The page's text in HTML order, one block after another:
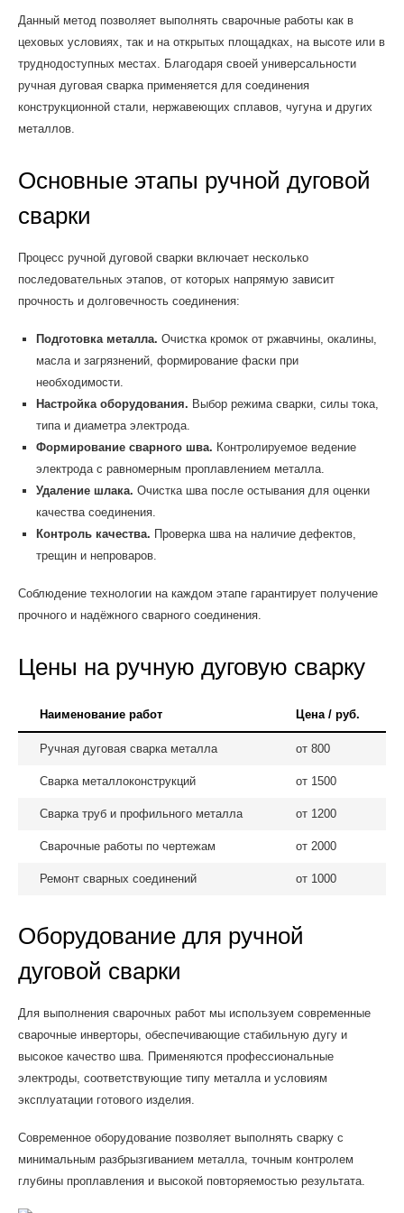
Данный метод позволяет выполнять сварочные работы как в
цеховых условиях, так и на открытых площадках, на высоте или в
труднодоступных местах. Благодаря своей универсальности
ручная дуговая сварка применяется для соединения
конструкционной стали, нержавеющих сплавов, чугуна и других
металлов.
Основные этапы ручной дуговой
сварки
Процесс ручной дуговой сварки включает несколько
последовательных этапов, от которых напрямую зависит
прочность и долговечность соединения:
Подготовка металла. Очистка кромок от ржавчины, окалины,
масла и загрязнений, формирование фаски при
необходимости.
Настройка оборудования. Выбор режима сварки, силы тока,
типа и диаметра электрода.
Формирование сварного шва. Контролируемое ведение
электрода с равномерным проплавлением металла.
Удаление шлака. Очистка шва после остывания для оценки
качества соединения.
Контроль качества. Проверка шва на наличие дефектов,
трещин и непроваров.
Соблюдение технологии на каждом этапе гарантирует получение
прочного и надёжного сварного соединения.
Цены на ручную дуговую сварку
Наименование работ Цена / руб.
Ручная дуговая сварка металла от 800
Сварка металлоконструкций от 1500
Сварка труб и профильного металла от 1200
Сварочные работы по чертежам от 2000
Ремонт сварных соединений от 1000
Оборудование для ручной
дуговой сварки
Для выполнения сварочных работ мы используем современные
сварочные инверторы, обеспечивающие стабильную дугу и
высокое качество шва. Применяются профессиональные
электроды, соответствующие типу металла и условиям
эксплуатации готового изделия.
Современное оборудование позволяет выполнять сварку с
минимальным разбрызгиванием металла, точным контролем
глубины проплавления и высокой повторяемостью результата.